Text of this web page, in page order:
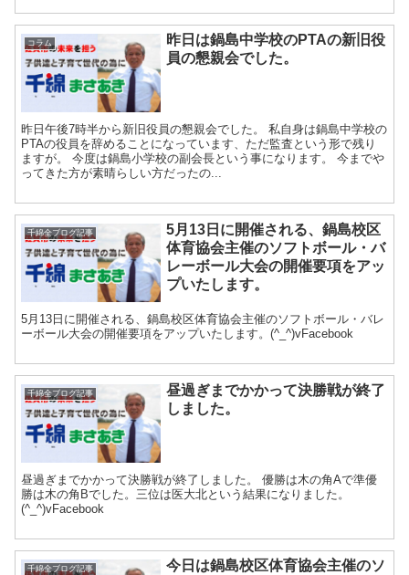
コラム
昨日は鍋島中学校のPTAの新旧役
員の懇親会でした。
昨日午後7時半から新旧役員の懇親会でした。 私自身は鍋島中学校の
PTAの役員を辞めることになっています、ただ監査という形で残り
ますが。 今度は鍋島小学校の副会長という事になります。 今までや
ってきた方が素晴らしい方だったの...
千綿全ブログ記事
5月13日に開催される、鍋島校区
体育協会主催のソフトボール・バ
レーボール大会の開催要項をアッ
プいたします。
5月13日に開催される、鍋島校区体育協会主催のソフトボール・バレ
ーボール大会の開催要項をアップいたします。(^_^)vFacebook
千綿全ブログ記事
昼過ぎまでかかって決勝戦が終了
しました。
昼過ぎまでかかって決勝戦が終了しました。 優勝は木の角Aで準優
勝は木の角Bでした。三位は医大北という結果になりました。
(^_^)vFacebook
千綿全ブログ記事
今日は鍋島校区体育協会主催のソ